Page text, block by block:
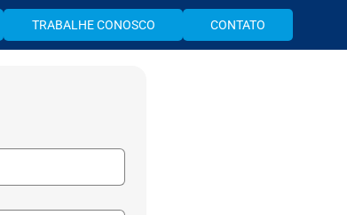
TRABALHE CONOSCO CONTATO